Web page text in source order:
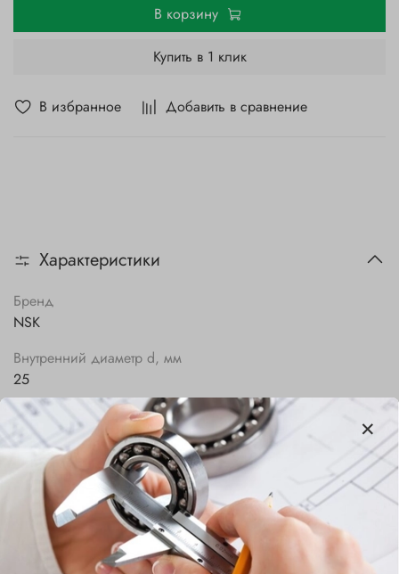
В избранное Добавить в сравнение
В корзину
Купить в 1 клик
Характеристики
Бренд
NSK
Внутренний диаметр d, мм
25
Наружный диаметр D, мм
Ширина B, мм
Сепаратор
Стальной